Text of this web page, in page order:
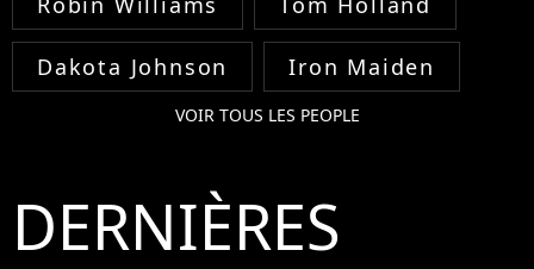
Dakota Johnson Iron Maiden
VOIR TOUS LES PEOPLE
DERNIÈRES